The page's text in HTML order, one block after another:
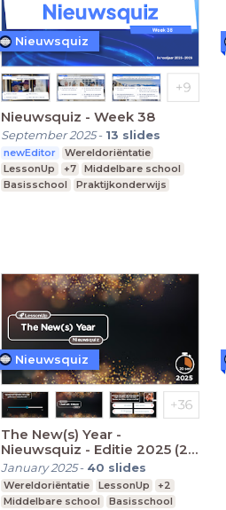
Nieuwsquiz - Week 38
September 2025- 13 slides
newEditor
Wereldoriëntatie
LessonUp
+7
Middelbare school
Basisschool
Praktijkonderwijs
Nieuwsquiz
The New(s) Year -
Nieuwsquiz - Editie 2025 (20
seconden)
January 2025- 40 slides
Wereldoriëntatie LessonUp
+2
Middelbare school
Basisschool
Nieuwsquiz